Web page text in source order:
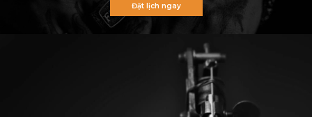
Đặt lịch ngay